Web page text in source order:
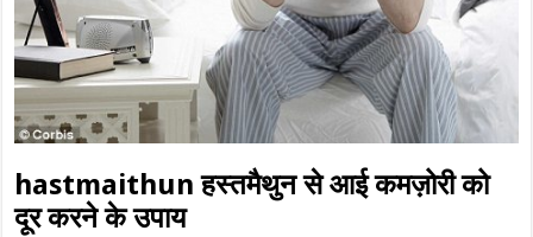
hastmaithun हस्तमैथुन से आई कमज़ोरी को
दूर करने के उपाय